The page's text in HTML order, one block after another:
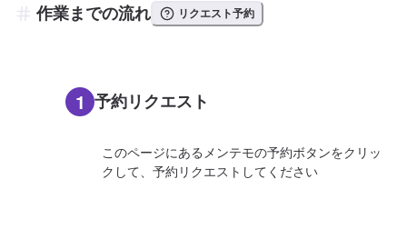
作業までの流れ リクエスト予約
1 予約リクエスト
このページにあるメンテモの予約ボタンをクリッ
クして、予約リクエストしてください